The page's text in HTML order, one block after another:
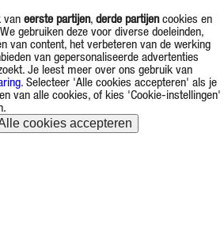
van eerste partijen, derde partijencookies en
gebruiken deze voor diverse doeleinden,
van content, het verbeteren van de werking
van gepersonaliseerde advertenties
Je leest meer over ons gebruik van
. Selecteer 'Alle cookies accepteren' als je
van alle cookies, of kies 'Cookie-instellingen'
cookies accepteren